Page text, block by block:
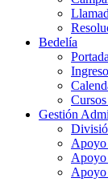
Bedelía
Portada
Gestión
Apoyo
Apoyo
Apoyo